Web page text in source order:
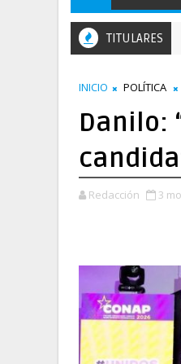
TITULARES
INICIO POLÍTICA
Danilo:
Redacción 3